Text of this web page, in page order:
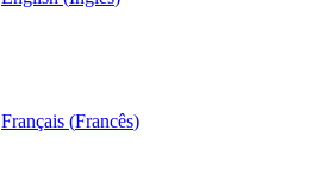
Français (Francês)